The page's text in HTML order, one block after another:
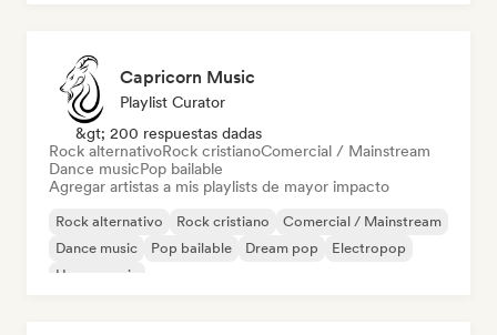
Capricorn Music
Playlist Curator
&gt; 200 respuestas dadas
Rock alternativoRock cristianoComercial / Mainstream
Dance musicPop bailable
Agregar artistas a mis playlists de mayor impacto
Rock alternativo Rock cristiano
Comercial / Mainstream
Dance music
Pop bailable Dream pop
Electropop
House music